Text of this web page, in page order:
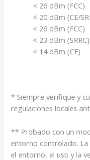
< 26 dBm (FCC)
< 20 dBm (CE/
< 26 dBm (FCC)
< 23 dBm (SRRC)
< 14 dBm (CE)
* Siempre verifique y
regulaciones locales
** Probado con un
entorno controlado. La
el entorno, el uso y la